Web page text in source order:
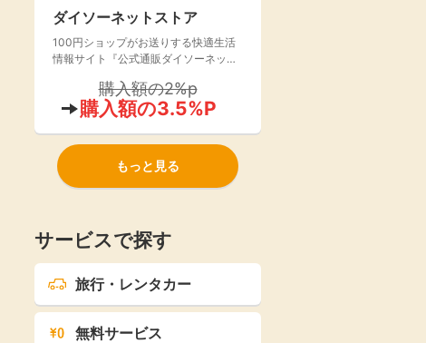
ダイソーネットストア
100円ショップがお送りする快適生活
情報サイト『公式通販ダイソーネット
購入額の2%p
購入額の3.5%P
もっと見る
サービスで探す
旅行・レンタカー
無料サービス